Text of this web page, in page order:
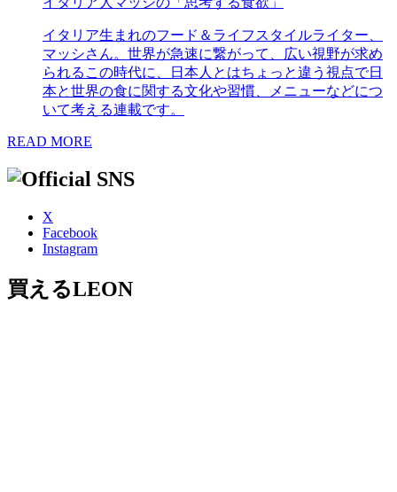
イタリア生まれのフード＆ライフスタイルライター、
マッシさん。世界が急速に繋がって、広い視野が求め
られるこの時代に、日本人とはちょっと違う視点で日
本と世界の食に関する文化や習慣、メニューなどにつ
いて考える連載です。
READ MORE
X
Facebook
Instagram
買えるLEON